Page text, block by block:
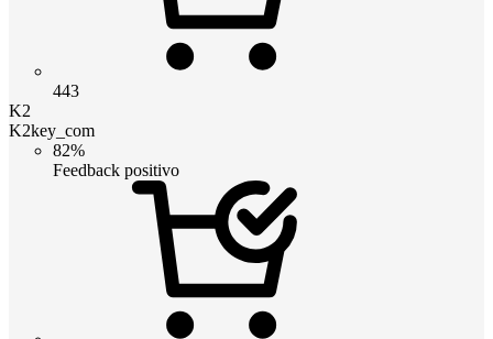
443
K2
K2key_com
82%
Feedback positivo